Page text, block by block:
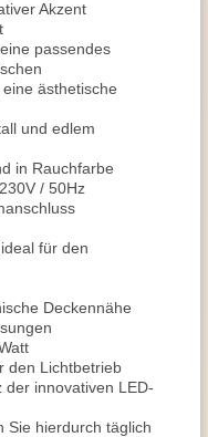
Akzent
eine passendes
ästhetische
und edlem
in Rauchfarbe
/ 50Hz
für den
Deckennähe
den Lichtbetrieb
innovativen LED-
Sie hierdurch täglich